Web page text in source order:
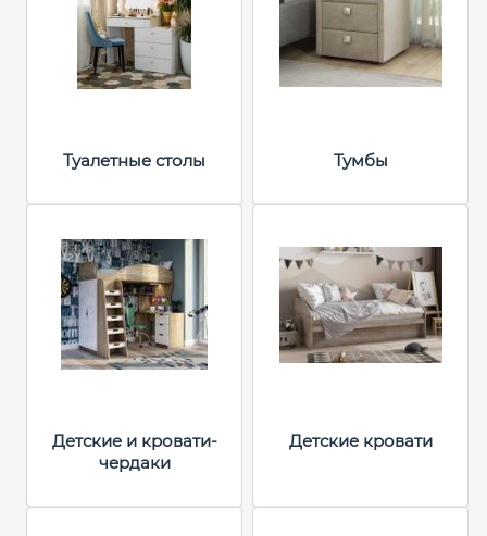
Туалетные столы Тумбы
Детские и кровати-
чердаки
Детские кровати